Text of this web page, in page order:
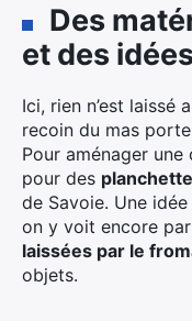
Des
et des
Ici, rien n’est laissé
recoin du mas porte
Pour aménager
pour des
de Savoie. Une
on y voit encore
laissées par le
objets.